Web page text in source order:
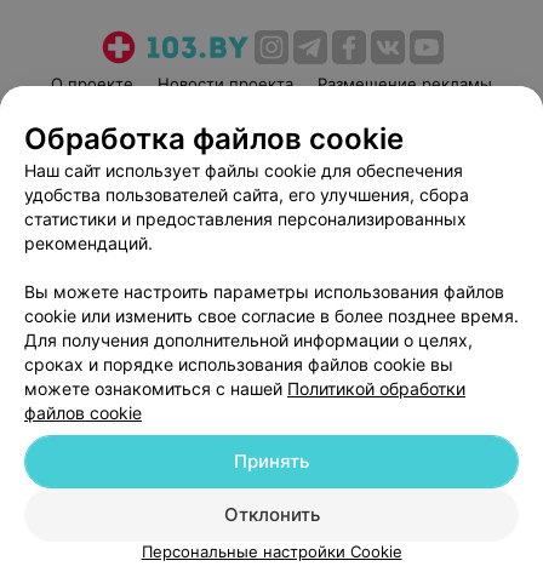
О проекте Новости проекта
Размещение рекламы
Пользовательское соглашение
Способы оплаты
Вакансии
Партнеры
Написать руководителю 103.by
Персональные настройки cookie
Обработка персональных данных
© 2026 ООО «Артокс Лаб», УНП 191700409| 220012, Республика Беларусь,
г. Минск, улица Толбухина, 2, пом. 16 | help@103.by
Служба поддержки +375 291212755
Обработка файлов cookie
Наш сайт использует файлы cookie для обеспечения
удобства пользователей сайта, его улучшения, сбора
статистики и предоставления персонализированных
рекомендаций.
Вы можете настроить параметры использования файлов
cookie или изменить свое согласие в более позднее время.
Для получения дополнительной информации о целях,
сроках и порядке использования файлов cookie вы
можете ознакомиться с нашей Политикой обработки
файлов cookie
Отклонить
Принять
Персональные настройки Cookie